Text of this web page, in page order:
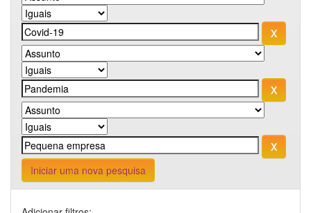
Iniciar uma nova pesquisa